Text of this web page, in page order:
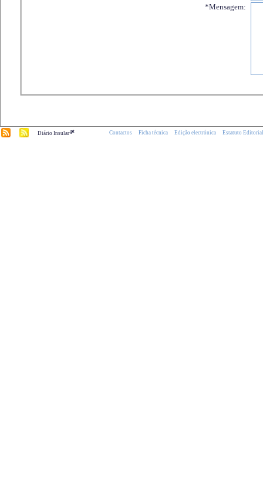
*Mensagem:
Diário Insular.pt Contactos Ficha técnica Edição electrónica Estatuto Editorial